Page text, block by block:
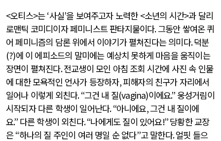
<오티스>는‘사실’을 보여주고자 노력한 <소년의 시간>과 달리
로맨틱 코미디이자 페미니스트 판타지물이다.그동안 쌓여온 퀴
어 페미니즘의 담론 위에서 이야기가 펼쳐진다는 의미다.덕분
(?)에 이 에피소드의 말미에는 예상치 못하게 마음을 움직이는
장면이 펼쳐진다.전교생이 모인 아침 조회 시간에 사진 속 인물
에 대한 모욕적인 언사가 등장하자,피해자의 친구가 자리에서
일어나 이렇게 외친다. “그건 내 질(vagina)이에요.” 웅성거림이
시작되자 다른 학생이 일어난다. “아니에요,그건 내 질이에
요.” 다른 학생이 외친다. “나에게도 질이 있어요!”당황한 교장
은“하나의 질 주인이 여러 명일 순 없다”고 말한다.얼핏 들으